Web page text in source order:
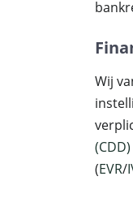
Wij
(CDD)
(EVR/